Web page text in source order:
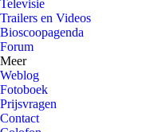
Televisie
Trailers en Videos
Bioscoopagenda
Forum
Meer
Weblog
Fotoboek
Prijsvragen
Contact